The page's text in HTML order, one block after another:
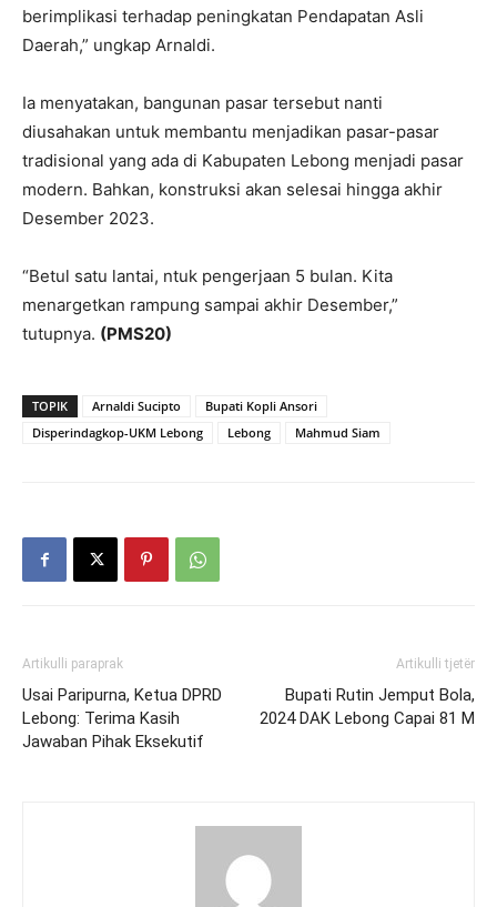
berimplikasi terhadap peningkatan Pendapatan Asli
Daerah,” ungkap Arnaldi.
Ia menyatakan, bangunan pasar tersebut nanti
diusahakan untuk membantu menjadikan pasar-pasar
tradisional yang ada di Kabupaten Lebong menjadi pasar
modern. Bahkan, konstruksi akan selesai hingga akhir
Desember 2023.
“Betul satu lantai, ntuk pengerjaan 5 bulan. Kita
menargetkan rampung sampai akhir Desember,”
tutupnya. (PMS20)
TOPIK Arnaldi Sucipto
Bupati Kopli Ansori
Disperindagkop-UKM Lebong
Lebong Mahmud Siam
Artikulli paraprak
Usai Paripurna, Ketua DPRD
Lebong: Terima Kasih
Jawaban Pihak Eksekutif
Artikulli tjetër
Bupati Rutin Jemput Bola,
2024 DAK Lebong Capai 81 M